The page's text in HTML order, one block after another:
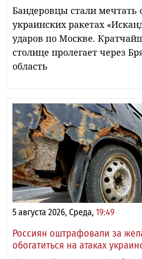
Бандеровцы стали мечтать
украинских ракетах
ударов по Москве.
столице пролегает через
область
5 августа 2026, Среда, 19:49
Россиян оштрафовали за
обогатиться на атаках